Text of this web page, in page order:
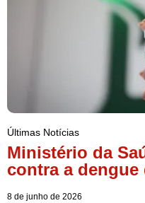
Últimas Notícias
Ministério da
contra a
8 de junho de 2026